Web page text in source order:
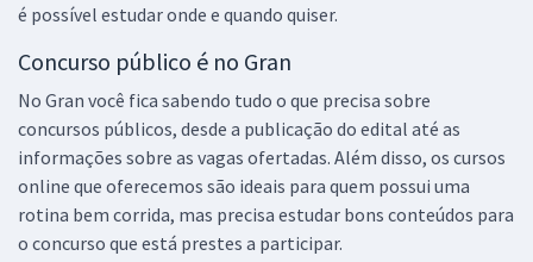
é possível estudar onde e quando quiser.
Concurso público é no Gran
No Gran você fica sabendo tudo o que precisa sobre
concursos públicos, desde a publicação do edital até as
informações sobre as vagas ofertadas. Além disso, os cursos
online que oferecemos são ideais para quem possui uma
rotina bem corrida, mas precisa estudar bons conteúdos para
o concurso que está prestes a participar.